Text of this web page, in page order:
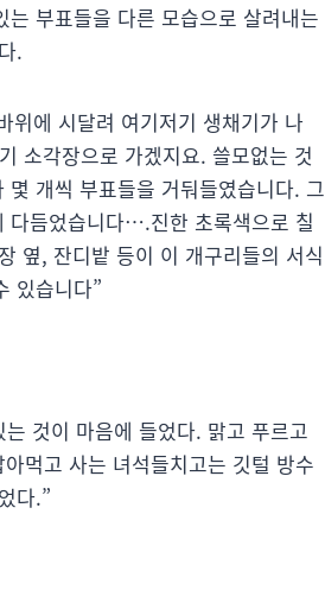
부표들을 다른 모습으로 살려내는
.
위에 시달려 여기저기 생채기가 나
소각장으로 가겠지요. 쓸모없는 것
개씩 부표들을 거둬들였습니다. 그
다듬었습니다….진한 초록색으로 칠
옆, 잔디밭 등이 이 개구리들의 서식
있습니다”
것이 마음에 들었다. 맑고 푸르고
먹고 사는 녀석들치고는 깃털 방수
다.”